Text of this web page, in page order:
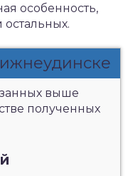
особенность,
выше
полученных